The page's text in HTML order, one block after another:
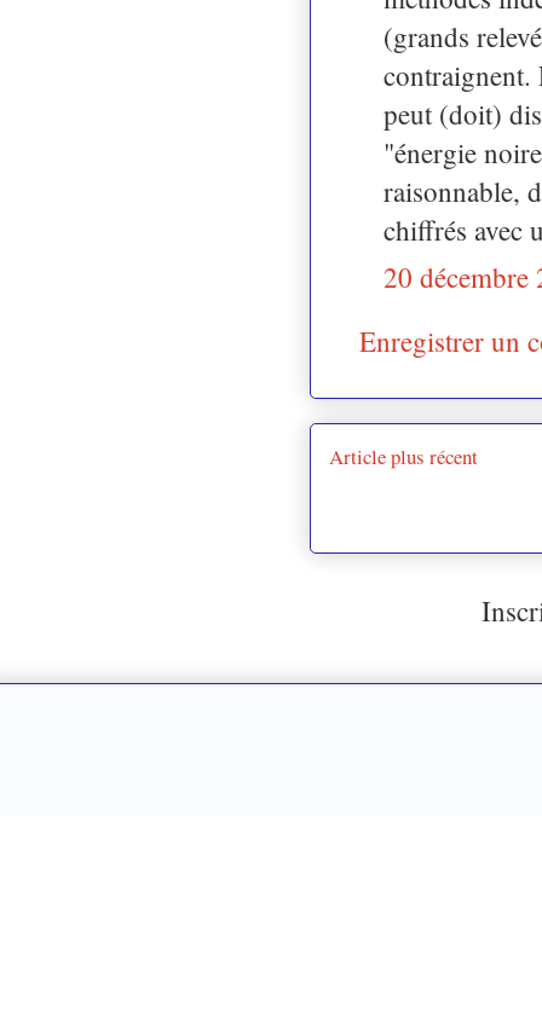
(grands
contraignent.
peut (doit)
"énergie
raisonnable,
chiffrés avec
20 décembre
Enregistrer un
Article plus récent